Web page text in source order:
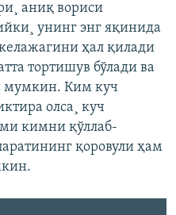
аниқ вориси
унинг энг яқинида
ҳал қилади
тортишув бўлади ва
мумкин. Ким куч
олса¸ куч
кимни қўллаб-
қоровули ҳам